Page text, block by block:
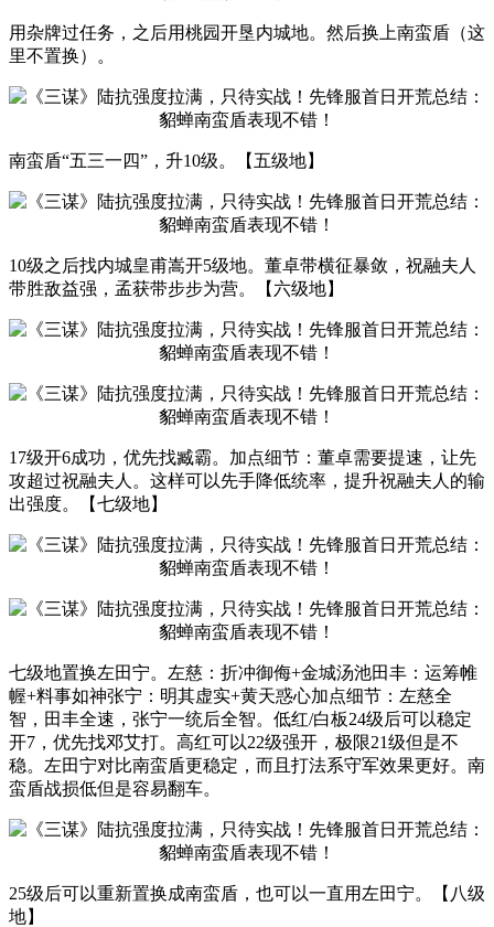
用杂牌过任务，之后用桃园开垦内城地。然后换上南蛮盾（这
里不置换）。
南蛮盾“五三一四”，升10级。【五级地】
10级之后找内城皇甫嵩开5级地。董卓带横征暴敛，祝融夫人
带胜敌益强，孟获带步步为营。【六级地】
17级开6成功，优先找臧霸。加点细节：董卓需要提速，让先
攻超过祝融夫人。这样可以先手降低统率，提升祝融夫人的输
出强度。【七级地】
七级地置换左田宁。左慈：折冲御侮+金城汤池田丰：运筹帷
幄+料事如神张宁：明其虚实+黄天惑心加点细节：左慈全
智，田丰全速，张宁一统后全智。低红/白板24级后可以稳定
开7，优先找邓艾打。高红可以22级强开，极限21级但是不
稳。左田宁对比南蛮盾更稳定，而且打法系守军效果更好。南
蛮盾战损低但是容易翻车。
25级后可以重新置换成南蛮盾，也可以一直用左田宁。【八级
地】